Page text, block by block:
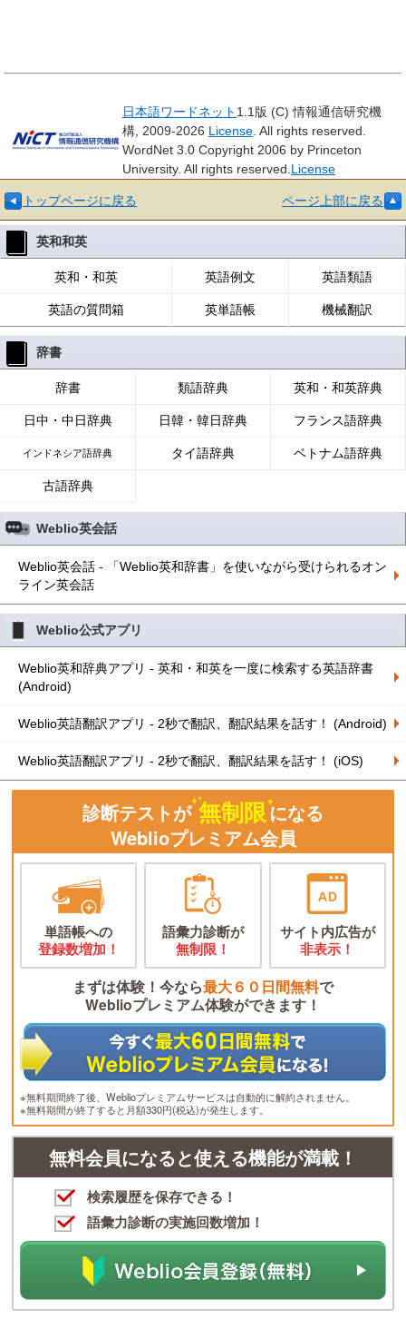
日本語ワードネット 1.1版 (C) 情報通信研究機
構, 2009-2026 License . All rights reserved.
WordNet 3.0 Copyright 2006 by Princeton
University. All rights reserved. License
トップページに戻る ページ上部に戻る
英和和英
英和・和英 英語例文 英語類語
英語の質問箱 英単語帳 機械翻訳
辞書
辞書 類語辞典 英和・和英辞典
日中・中日辞典 日韓・韓日辞典 フランス語辞典
インドネシア語辞典 タイ語辞典 ベトナム語辞典
古語辞典
Weblio英会話
Weblio英会話 - 「Weblio英和辞書」を使いながら受けられるオン
ライン英会話
Weblio公式アプリ
Weblio英和辞典アプリ - 英和・和英を一度に検索する英語辞書
(Android)
Weblio英語翻訳アプリ - 2秒で翻訳、翻訳結果を話す！ (Android)
Weblio英語翻訳アプリ - 2秒で翻訳、翻訳結果を話す！ (iOS)
診断テストが 無制限になる
Weblioプレミアム会員
単語帳への
登録数増加！
語彙力診断が
無制限！
サイト内広告が
非表示！
まずは体験！今なら最大６０日間無料で
Weblioプレミアム体験ができます！
※無料期間終了後、Weblioプレミアムサービスは自動的に解約されません。
※無料期間が終了すると月額330円(税込)が発生します。
無料会員になると使える機能が満載！
検索履歴を保存できる！
語彙力診断の実施回数増加！